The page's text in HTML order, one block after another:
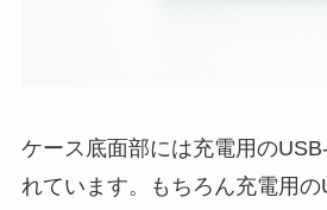
ケース底面部には充電用の
れています。もちろん充電用